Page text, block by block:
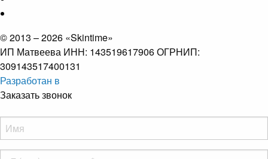
© 2013 – 2026 «Skintime»
ИП Матвеева ИНН: 143519617906 ОГРНИП:
309143517400131
Разработан в
Заказать звонок